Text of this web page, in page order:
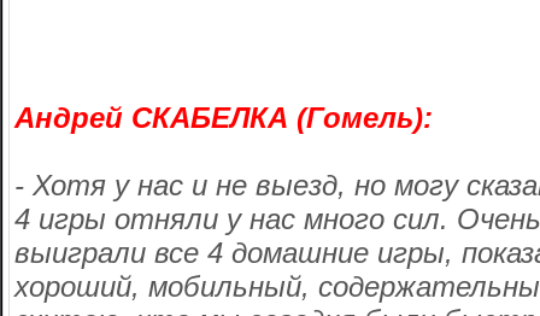
Андрей СКАБЕЛКА (Гомель):
- Хотя у нас и не выезд, но могу
4 игры отняли у нас много сил.
выиграли все 4 домашние игры,
хороший, мобильный,